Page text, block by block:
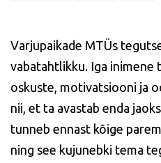
Varjupaikade MTÜs
vabatahtlikku. Iga inimene
oskuste, motivatsiooni ja
nii, et ta avastab enda
tunneb ennast kõige
ning see kujunebki tema